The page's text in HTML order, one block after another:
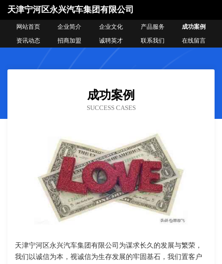
天津宁河区永兴汽车集团有限公司
网站首页 企业简介 企业文化 产品服务
成功案例
资讯动态
招商加盟 诚聘英才 联系我们 在线留言
成功案例
SUCCESS CASES
天津宁河区永兴汽车集团有限公司为谋求长久的发展与繁荣，
我们以诚信为本，视诚信为生存发展的牢固基石，我们置客户